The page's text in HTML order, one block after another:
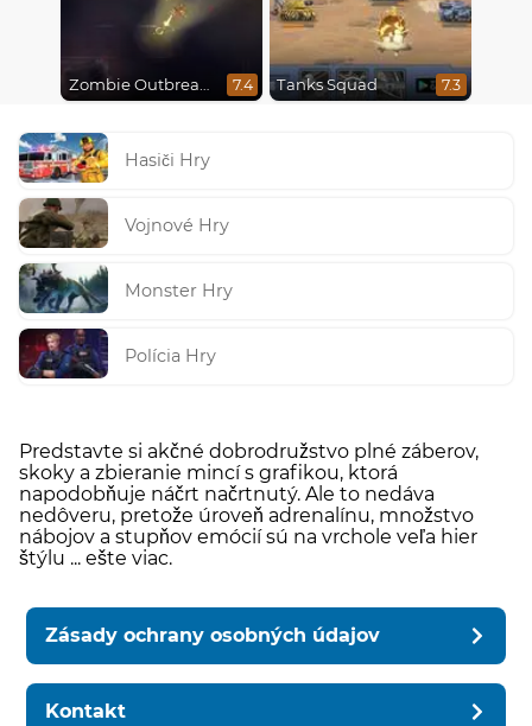
Zombie Outbreak Arena 7.4 Tanks Squad 7.3
Hasiči Hry
Vojnové Hry
Monster Hry
Polícia Hry
Predstavte si akčné dobrodružstvo plné záberov,
skoky a zbieranie mincí s grafikou, ktorá
napodobňuje náčrt načrtnutý. Ale to nedáva
nedôveru, pretože úroveň adrenalínu, množstvo
nábojov a stupňov emócií sú na vrchole veľa hier
štýlu ... ešte viac.
Zásady ochrany osobných údajov
Kontakt